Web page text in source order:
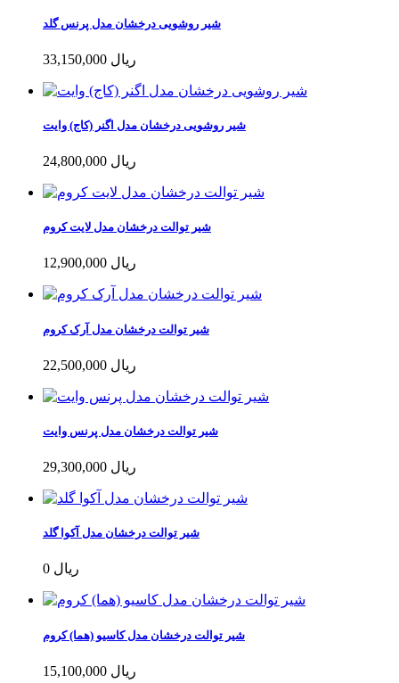
شیر روشویی درخشان مدل پرنس گلد
33,150,000 ریال
شیر روشویی درخشان مدل اگنر (کاج) وایت
24,800,000 ریال
شیر توالت درخشان مدل لایت کروم
12,900,000 ریال
شیر توالت درخشان مدل آرک کروم
22,500,000 ریال
شیر توالت درخشان مدل پرنس وایت
29,300,000 ریال
شیر توالت درخشان مدل آکوا گلد
0 ریال
شیر توالت درخشان مدل کاسیو (هما) کروم
15,100,000 ریال